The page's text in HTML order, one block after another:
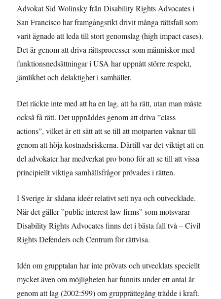
Advokat Sid Wolinsky från Disability Rights Advocates i
San Francisco har framgångsrikt drivit många rättsfall som
varit ägnade att leda till stort genomslag (high impact cases).
Det är genom att driva rättsprocesser som människor med
funktionsnedsättningar i USA har uppnått större respekt,
jämlikhet och delaktighet i samhället.
Det räckte inte med att ha en lag, att ha rätt, utan man måste
också få rätt. Det uppnåddes genom att driva ”class
actions”, vilket är ett sätt att se till att motparten vaknar till
genom att höja kostnadsriskerna. Därtill var det viktigt att en
del advokater har medverkat pro bono för att se till att vissa
principiellt viktiga samhällsfrågor prövades i rätten.
I Sverige är sådana ideér relativt sett nya och outvecklade.
När det gäller ”public interest law firms” som motsvarar
Disability Rights Advocates finns det i bästa fall två – Civil
Rights Defenders och Centrum för rättvisa.
Idén om grupptalan har inte prövats och utvecklats speciellt
mycket även om möjligheten har funnits under ett antal år
genom att lag (2002:599) om grupprättegång trädde i kraft.